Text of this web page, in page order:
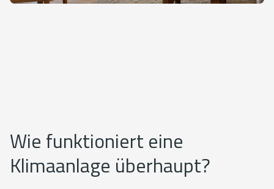
Wie funktioniert eine
Klimaanlage überhaupt?